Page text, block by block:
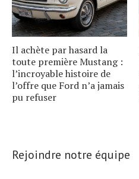
Il achète par hasard la
toute première Mustang :
l’incroyable histoire de
l’offre que Ford n’a jamais
pu refuser
Rejoindre notre équipe